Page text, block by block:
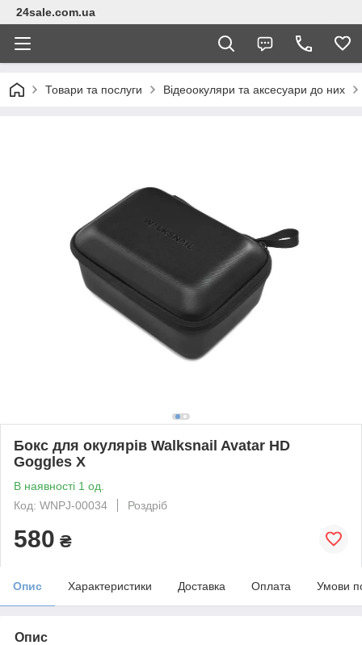
24sale.com.ua
Товари та послуги Відеоокуляри та аксесуари до них
Бокс для окулярів Walksnail Avatar HD
Goggles X
В наявності 1 од.
Код: WNPJ-00034
Роздріб
580 ₴
Опис Характеристики Доставка Оплата Умови
Опис